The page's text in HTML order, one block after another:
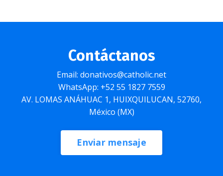
Contáctanos
Email: donativos@catholic.net
WhatsApp: +52 55 1827 7559
AV. LOMAS ANÁHUAC 1, HUIXQUILUCAN, 52760,
México (MX)
Enviar mensaje